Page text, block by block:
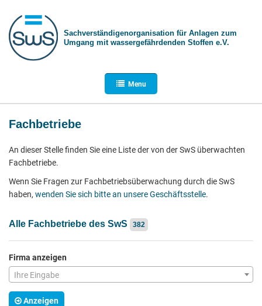
Sachverständigen­organisation für Anlagen zum
Umgang mit wasser­gefährdenden Stoffen e.V.
Menu
Fachbetriebe
An dieser Stelle finden Sie eine Liste der von der SwS überwachten
Fachbetriebe.
Wenn Sie Fragen zur Fachbetriebsüberwachung durch die SwS
haben, wenden Sie sich bitte an unsere Geschäftsstelle.
Alle Fachbetriebe des SwS 382
Firma anzeigen
Ihre Eingabe
Anzeigen